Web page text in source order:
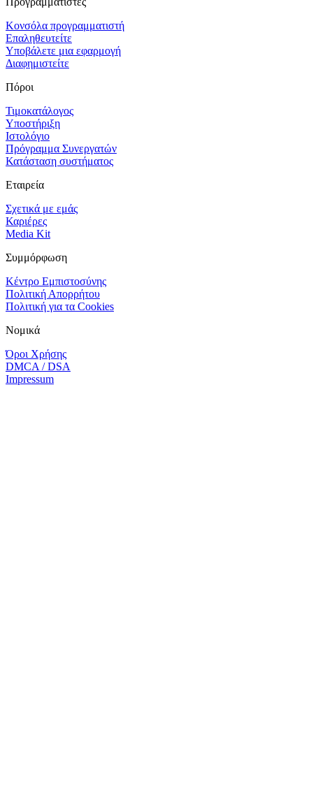
Κονσόλα προγραμματιστή
Επαληθευτείτε
Υποβάλετε μια εφαρμογή
Διαφημιστείτε
Πόροι
Τιμοκατάλογος
Υποστήριξη
Ιστολόγιο
Πρόγραμμα Συνεργατών
Κατάσταση συστήματος
Εταιρεία
Σχετικά με εμάς
Καριέρες
Media Kit
Συμμόρφωση
Κέντρο Εμπιστοσύνης
Πολιτική Απορρήτου
Πολιτική για τα Cookies
Νομικά
Όροι Χρήσης
DMCA / DSA
Impressum